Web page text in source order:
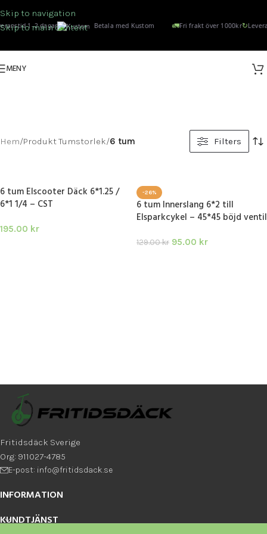
Skip to navigation
Skip to main content
1–2 dagar Betala med Kustom 🚛Fri frakt över 1000kr↻
MENY
Hem/Produkt Tumstorlek/6 tum Filters
6 tum Elscooter Däck 6*1.25 /
6*1 1/4 – CST
195.00 kr
-26%
6 tum Innerslang 6*2 till
Elsparkcykel – 45*45 böjd ventil
129.00kr 95.00 kr
Fritidsdäck Sverige
Org: 911027-4785
E-post: info@fritidsdack.se
INFORMATION
KUNDTJÄNST